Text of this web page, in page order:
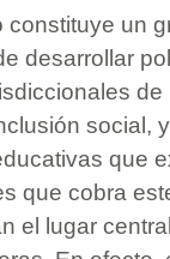
un
desarrollar
social,
que
que cobra
el lugar